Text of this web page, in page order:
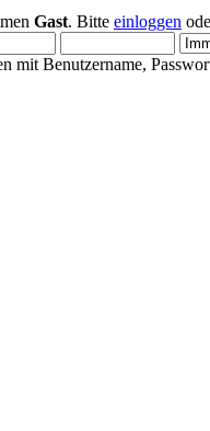
Gast. Bitte einloggen
mit Benutzername,